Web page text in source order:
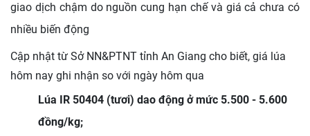
giao dịch chậm do nguồn cung hạn chế và giá cả chưa có
nhiều biến động
Cập nhật từ Sở NN&PTNT tỉnh An Giang cho biết, giá lúa
hôm nay ghi nhận so với ngày hôm qua
Lúa IR 50404 (tươi) dao động ở mức 5.500 - 5.600
đồng/kg;